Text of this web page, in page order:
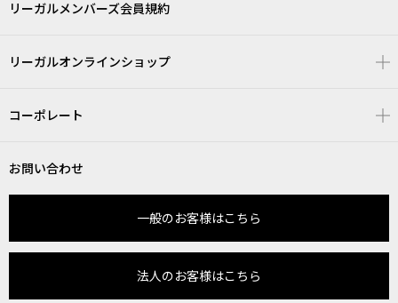
リーガルメンバーズ会員規約
リーガルオンラインショップ
コーポレート
お問い合わせ
一般のお客様はこちら
法人のお客様はこちら